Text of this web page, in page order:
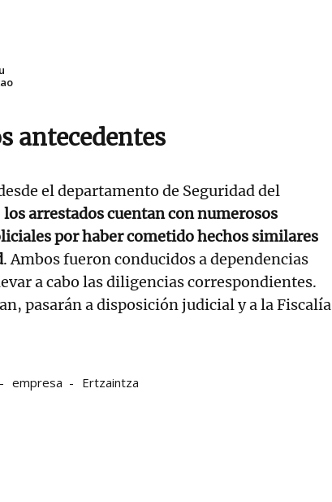
antecedentes
el departamento de Seguridad del
los arrestados cuentan con numerosos
por haber cometido hechos similares
. Ambos fueron conducidos a dependencias
a cabo las diligencias correspondientes.
pasarán a disposición judicial y a la Fiscalía
empresa Ertzaintza